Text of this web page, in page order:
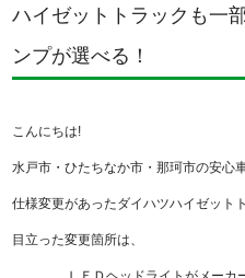
ハイゼットトラックも一
ンプが選べる！
こんにちは!
水戸市・ひたちなか市・那珂市の安心
仕様変更があったダイハツハイゼット
目立った変更箇所は、